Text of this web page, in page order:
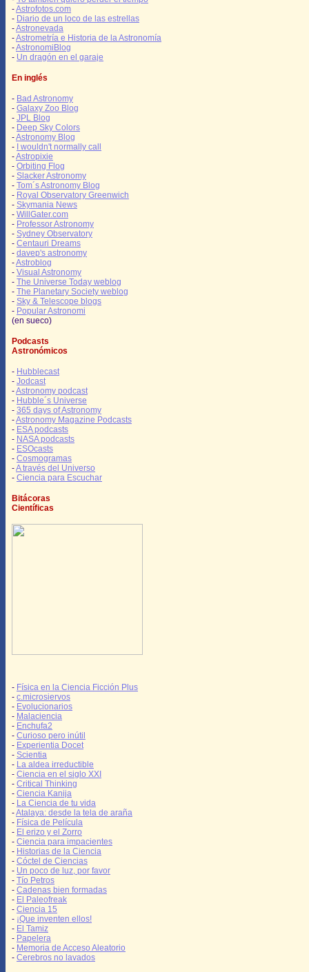
-Astrofotos.com
- Diario de un loco de las estrellas
-Astronevada
-Astrometría e Historia de la Astronomía
-AstronomiBlog
- Un dragón en el garaje
En inglés
- Bad Astronomy
- Galaxy Zoo Blog
- JPL Blog
- Deep Sky Colors
-Astronomy Blog
- I wouldn't normally call
-Astropixie
- Orbiting Flog
- Slacker Astronomy
- Tom´s Astronomy Blog
- Royal Observatory Greenwich
- Skymania News
- WillGater.com
- Professor Astronomy
- Sydney Observatory
- Centauri Dreams
- davep's astronomy
-Astroblog
- Visual Astronomy
- The Universe Today weblog
- The Planetary Society weblog
- Sky & Telescope blogs
- Popular Astronomi
(en sueco)
Podcasts
Astronómicos
- Hubblecast
- Jodcast
-Astronomy podcast
- Hubble´s Universe
- 365 days of Astronomy
-Astronomy Magazine Podcasts
- ESA podcasts
- NASA podcasts
- ESOcasts
- Cosmogramas
-A través del Universo
- Ciencia para Escuchar
Bitácoras
Científicas
- Física en la Ciencia Ficción Plus
- c.microsiervos
- Evolucionarios
- Malaciencia
- Enchufa2
- Curioso pero inútil
- Experientia Docet
- Scientia
- La aldea irreductible
- Ciencia en el siglo XXI
- Critical Thinking
- Ciencia Kanija
- La Ciencia de tu vida
-Atalaya: desde la tela de araña
- Física de Película
- El erizo y el Zorro
- Ciencia para impacientes
- Historias de la Ciencia
- Cóctel de Ciencias
- Un poco de luz, por favor
- Tío Petros
- Cadenas bien formadas
- El Paleofreak
- Ciencia 15
- ¡Que inventen ellos!
- El Tamiz
- Papelera
- Memoria de Acceso Aleatorio
- Cerebros no lavados